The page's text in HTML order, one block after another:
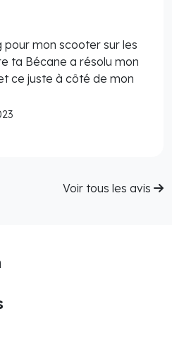
pour mon scooter sur les
ta Bécane a résolu mon
ce juste à côté de mon
Voir tous les avis